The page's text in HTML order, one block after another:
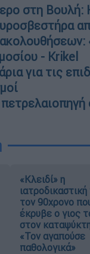
στη
- Krikel
για τις
«Κλειδί» η
ιατροδικαστική
τον 90χρονο
έκρυβε ο γιος
στον
«Τον αγαπούσε
παθολογικά»